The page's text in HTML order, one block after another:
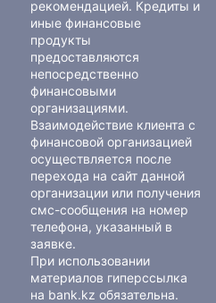
рекомендацией. Кредиты и
иные финансовые
продукты
предоставляются
непосредственно
финансовыми
организациями.
Взаимодействие клиента с
финансовой организацией
осуществляется после
перехода на сайт данной
организации или получения
смс-сообщения на номер
телефона, указанный в
заявке.
При использовании
материалов гиперссылка
на bank.kz обязательна.